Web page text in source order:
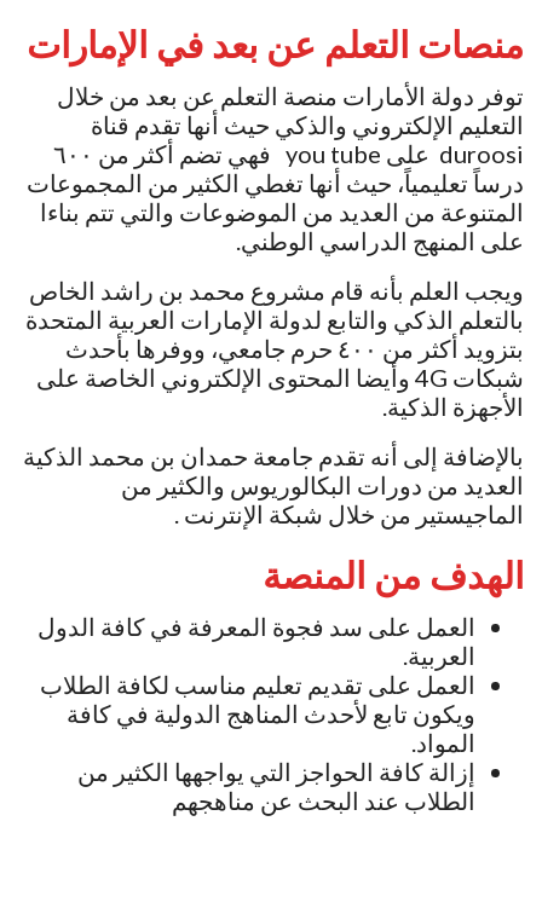
منصات التعلم عن بعد في الإمارات
توفر دولة الأمارات منصة التعلم عن بعد من خلال
التعليم الإلكتروني والذكي حيث أنها تقدم قناة
duroosi على you tube فهي تضم أكثر من ٦٠٠
درساً تعليمياً، حيث أنها تغطي الكثير من المجموعات
المتنوعة من العديد من الموضوعات والتي تتم بناءا
على المنهج الدراسي الوطني.
ويجب العلم بأنه قام مشروع محمد بن راشد الخاص
بالتعلم الذكي والتابع لدولة الإمارات العربية المتحدة
بتزويد أكثر من ٤٠٠ حرم جامعي، ووفرها بأحدث
شبكات 4G وأيضا المحتوى الإلكتروني الخاصة على
الأجهزة الذكية.
بالإضافة إلى أنه تقدم جامعة حمدان بن محمد الذكية
العديد من دورات البكالوريوس والكثير من
الماجيستير من خلال شبكة الإنترنت .
الهدف من المنصة
العمل على سد فجوة المعرفة في كافة الدول
العربية.
العمل على تقديم تعليم مناسب لكافة الطلاب
ويكون تابع لأحدث المناهج الدولية في كافة
المواد.
إزالة كافة الحواجز التي يواجهها الكثير من
الطلاب عند البحث عن مناهجهم